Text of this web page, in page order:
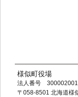
様似町役場
法人番号
〒058-8501 北海道様